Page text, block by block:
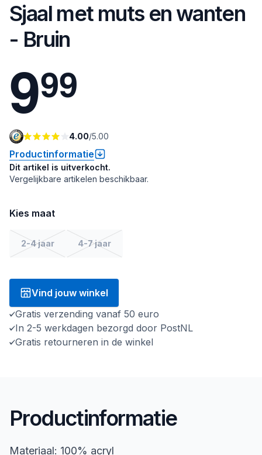
Sjaal met muts en wanten
- Bruin
999
4.00/5.00
Productinformatie
Dit artikel is uitverkocht.
Vergelijkbare artikelen beschikbaar.
Kies maat
2-4 jaar 4-7 jaar
Vind jouw winkel
Gratis verzending vanaf 50 euro
In 2-5 werkdagen bezorgd door PostNL
Gratis retourneren in de winkel
Productinformatie
Materiaal: 100% acryl